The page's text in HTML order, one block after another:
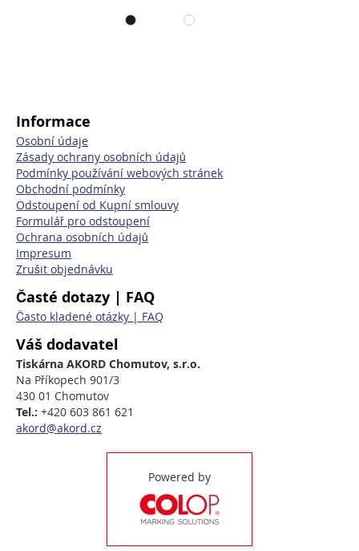
Informace
Osobní údaje
Zásady ochrany osobních údajů
Podmínky používání webových stránek
Obchodní podmínky
Odstoupení od Kupní smlouvy
Formulář pro odstoupení
Ochrana osobních údajů
Impresum
Zrušit objednávku
Časté dotazy | FAQ
Často kladené otázky | FAQ
Váš dodavatel
Tiskárna AKORD Chomutov, s.r.o.
Na Příkopech 901/3
430 01 Chomutov
Tel.: +420 603 861 621
akord@akord.cz
Powered by